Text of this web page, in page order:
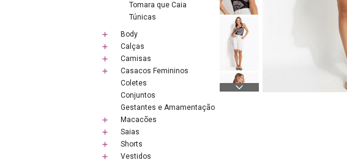
Tomara que Caia
Túnicas
Body
Calças
Camisas
Casacos Femininos
Coletes
Conjuntos
Gestantes e Amamentação
Macacões
Saias
Shorts
Vestidos